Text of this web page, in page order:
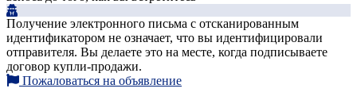
Получение электронного письма с отсканированным
идентификатором не означает, что вы идентифицировали
отправителя. Вы делаете это на месте, когда подписываете
договор купли-продажи.
Пожаловаться на объявление